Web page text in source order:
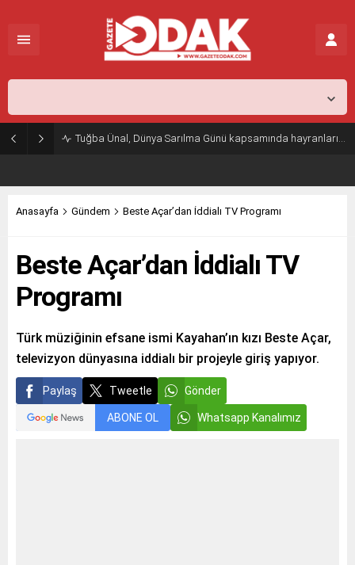
Tuğba Ünal, Dünya Sarılma Günü kapsamında hayranlarıyla buluştu
Anasayfa Gündem Beste Açar’dan İddialı TV Programı
Beste Açar’dan İddialı TV
Programı
Türk müziğinin efsane ismi Kayahan’ın kızı Beste Açar,
televizyon dünyasına iddialı bir projeyle giriş yapıyor.
Paylaş Tweetle Gönder
ABONE OL Whatsapp Kanalımız